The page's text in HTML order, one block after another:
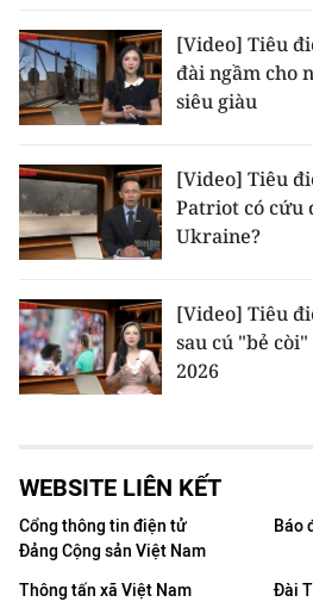
[Video] Tiêu
đài ngầm cho
siêu giàu
[Video] Tiêu
Patriot có cứu
Ukraine?
[Video] Tiêu
sau cú "bẻ
2026
WEBSITE LIÊN KẾT
Cổng thông tin điện tử
Đảng Cộng sản Việt Nam
Báo
Thông tấn xã Việt Nam
Đài